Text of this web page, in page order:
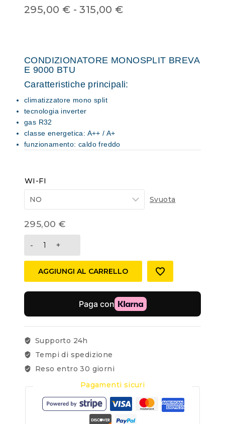
0
out
295,00 € - 315,00 €
CONDIZIONATORE MONOSPLIT BREVA
E 9000 BTU
Caratteristiche principali:
climatizzatore mono split
tecnologia inverter
gas R32
classe energetica: A++ / A+
funzionamento: caldo freddo
WI-FI
Svuota
295,00 €
AGGIUNGI AL CARRELLO
Supporto 24h
Tempi di spedizione
Reso entro 30 giorni
Pagamenti sicuri